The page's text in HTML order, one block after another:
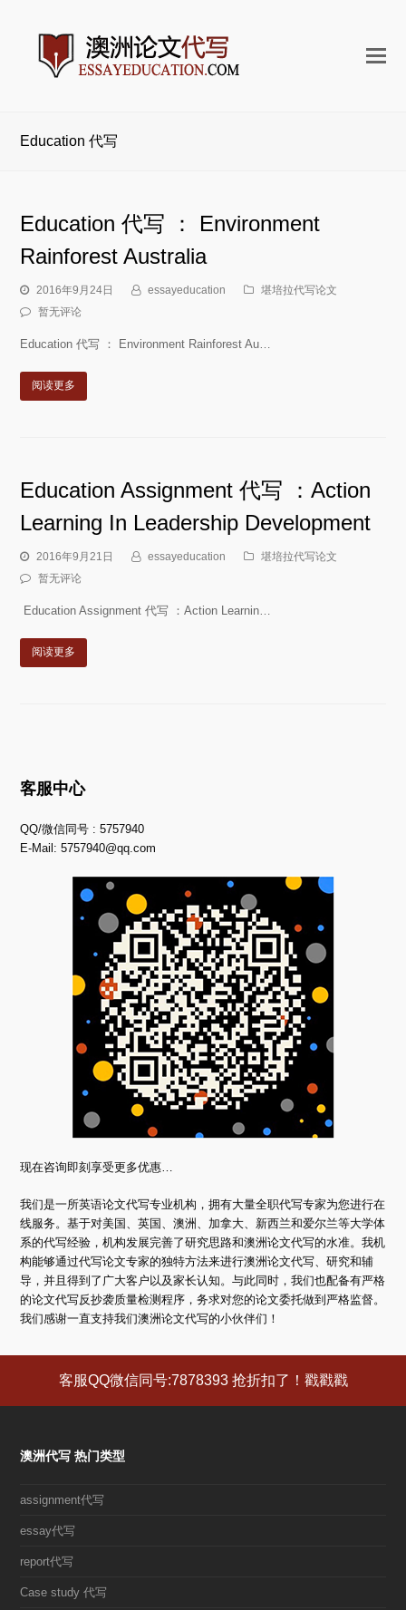
打
Education 代写
Education 代写 ： Environment
Rainforest Australia
2016年9月24日 essayeducation
堪培拉代写论文
暂无评论
Education 代写 ： Environment Rainforest Au…
阅读更多
Education Assignment 代写 ：Action
Learning In Leadership Development
2016年9月21日 essayeducation
堪培拉代写论文
暂无评论
Education Assignment 代写 ：Action Learnin…
阅读更多
客服中心
QQ/微信同号 : 5757940
E-Mail:5757940@qq.com
现在咨询即刻享受更多优惠…
我们是一所英语论文代写专业机构，拥有大量全职代写专家为您进行在
线服务。基于对美国、英国、澳洲、加拿大、新西兰和爱尔兰等大学体
系的代写经验，机构发展完善了研究思路和澳洲论文代写的水准。我机
构能够通过代写论文专家的独特方法来进行澳洲论文代写、研究和辅
导，并且得到了广大客户以及家长认知。与此同时，我们也配备有严格
的论文代写反抄袭质量检测程序，务求对您的论文委托做到严格监督。
我们感谢一直支持我们澳洲论文代写的小伙伴们！
客服QQ微信同号:7878393 抢折扣了！戳戳戳
澳洲代写 热门类型
assignment代写
essay代写
report代写
Case study 代写